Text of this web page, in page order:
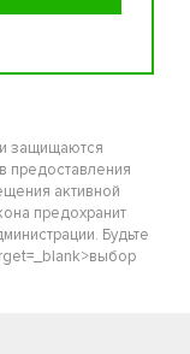
и защищаются
предоставления
активной
предохранит
Будьте